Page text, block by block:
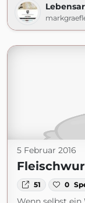
5 Februar 2016
51 0